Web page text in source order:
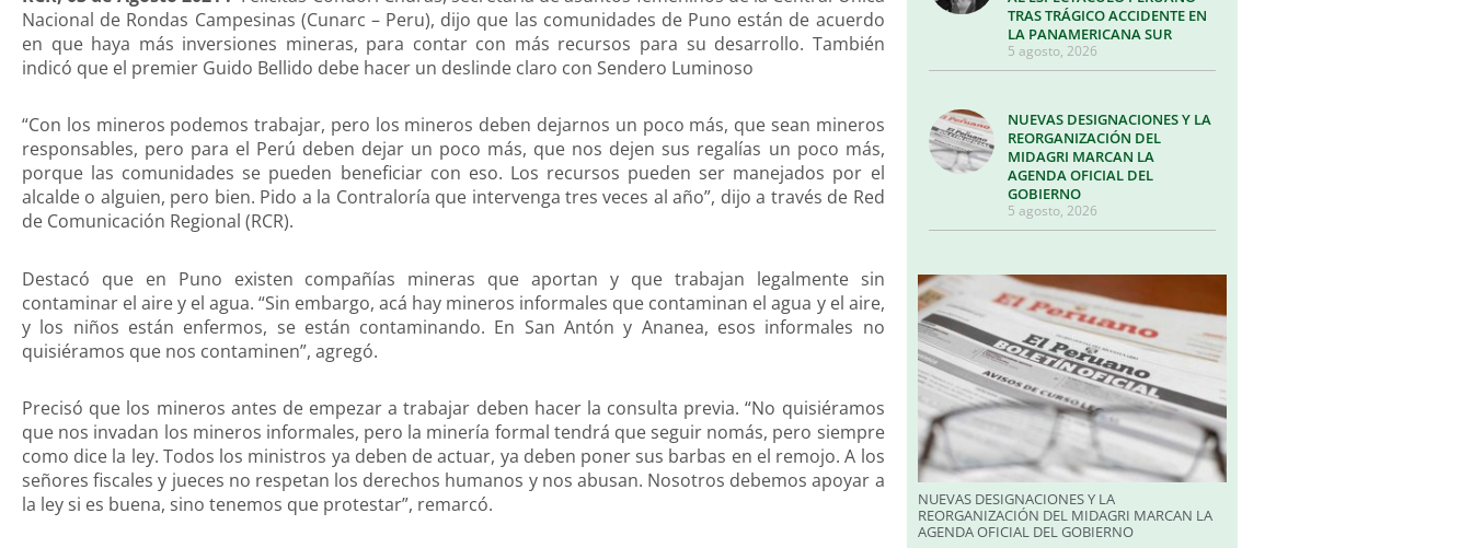
Nacional de Rondas Campesinas (Cunarc – Peru), dijo que las comunidades de Puno están de acuerdo
en que haya más inversiones mineras, para contar con más recursos para su desarrollo. También
indicó que el premier Guido Bellido debe hacer un deslinde claro con Sendero Luminoso
“Con los mineros podemos trabajar, pero los mineros deben dejarnos un poco más, que sean mineros
responsables, pero para el Perú deben dejar un poco más, que nos dejen sus regalías un poco más,
porque las comunidades se pueden beneficiar con eso. Los recursos pueden ser manejados por el
alcalde o alguien, pero bien. Pido a la Contraloría que intervenga tres veces al año”, dijo a través de Red
de Comunicación Regional (RCR).
Destacó que en Puno existen compañías mineras que aportan y que trabajan legalmente sin
contaminar el aire y el agua. “Sin embargo, acá hay mineros informales que contaminan el agua y el aire,
y los niños están enfermos, se están contaminando. En San Antón y Ananea, esos informales no
quisiéramos que nos contaminen”, agregó.
Precisó que los mineros antes de empezar a trabajar deben hacer la consulta previa. “No quisiéramos
que nos invadan los mineros informales, pero la minería formal tendrá que seguir nomás, pero siempre
como dice la ley. Todos los ministros ya deben de actuar, ya deben poner sus barbas en el remojo. A los
señores fiscales y jueces no respetan los derechos humanos y nos abusan. Nosotros debemos apoyar a
la ley si es buena, sino tenemos que protestar”, remarcó.
TRAS TRÁGICO ACCIDENTE EN
LA PANAMERICANA SUR
5 agosto, 2026
NUEVAS DESIGNACIONES Y LA
REORGANIZACIÓN DEL
MIDAGRI MARCAN LA
AGENDA OFICIAL DEL
GOBIERNO
5 agosto, 2026
NUEVAS DESIGNACIONES Y LA
REORGANIZACIÓN DEL MIDAGRI MARCAN LA
AGENDA OFICIAL DEL GOBIERNO